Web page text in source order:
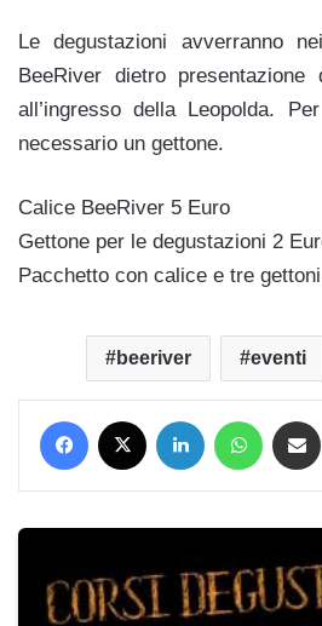
Le degustazioni avverranno
BeeRiver dietro
all’ingresso della Leopolda.
necessario un gettone.
Calice BeeRiver 5 Euro
Gettone per le degustazioni 2
Pacchetto con calice e tre
beeriver eventi
Facebook LinkedIn